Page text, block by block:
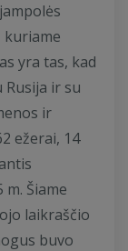
kuriame
yra tas, kad
Rusija ir su
ir
ežerai, 14
Šiame
laikraščio
buvo